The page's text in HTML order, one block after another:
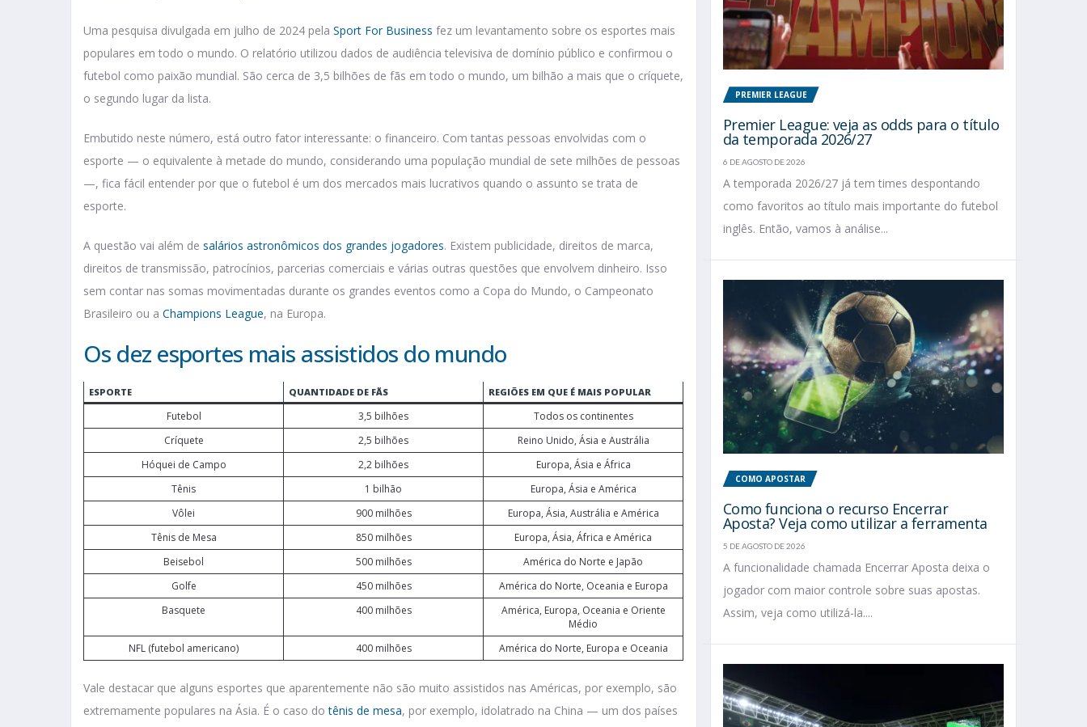
Uma pesquisa divulgada em julho de 2024 pela Sport For Business fez um levantamento sobre os esportes mais
populares em todo o mundo. O relatório utilizou dados de audiência televisiva de domínio público e confirmou o
futebol como paixão mundial. São cerca de 3,5 bilhões de fãs em todo o mundo, um bilhão a mais que o críquete,
o segundo lugar da lista.
Embutido neste número, está outro fator interessante: o financeiro. Com tantas pessoas envolvidas com o
esporte — o equivalente à metade do mundo, considerando uma população mundial de sete milhões de pessoas
—, fica fácil entender por que o futebol é um dos mercados mais lucrativos quando o assunto se trata de
esporte.
A questão vai além de salários astronômicos dos grandes jogadores. Existem publicidade, direitos de marca,
direitos de transmissão, patrocínios, parcerias comerciais e várias outras questões que envolvem dinheiro. Isso
sem contar nas somas movimentadas durante os grandes eventos como a Copa do Mundo, o Campeonato
Brasileiro ou a Champions League, na Europa.
Os dez esportes mais assistidos do mundo
ESPORTE QUANTIDADE DE FÃS REGIÕES EM QUE É MAIS POPULAR
Futebol 3,5 bilhões
Todos os continentes
Críquete
2,5 bilhões
Reino Unido, Ásia e Austrália
Hóquei de Campo
2,2 bilhões
Europa, Ásia e África
Tênis
1 bilhão
Europa, Ásia e América
Vôlei
900 milhões
Europa, Ásia, Austrália e América
Tênis de Mesa
850 milhões
Europa, Ásia, África e América
Beisebol
500 milhões
América do Norte e Japão
Golfe
450 milhões
América do Norte, Oceania e Europa
Basquete
400 milhões
América, Europa, Oceania e Oriente
Médio
NFL (futebol americano)
400 milhões América do Norte, Europa e Oceania
Vale destacar que alguns esportes que aparentemente não são muito assistidos nas Américas, por exemplo, são
extremamente populares na Ásia. É o caso dotênis de mesa, por exemplo, idolatrado na China — um dos países
PREMIER LEAGUE
Premier League: veja as odds para o título
da temporada 2026/27
6 DE AGOSTO DE 2026
A temporada 2026/27 já tem times despontando
como favoritos ao título mais importante do futebol
inglês. Então, vamos à análise...
COMO APOSTAR
Como funciona o recurso Encerrar
Aposta? Veja como utilizar a ferramenta
5 DE AGOSTO DE 2026
A funcionalidade chamada Encerrar Aposta deixa o
jogador com maior controle sobre suas apostas.
Assim, veja como utilizá-la....